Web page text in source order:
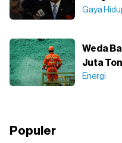
Gaya
Weda
Juta
Energi
Populer